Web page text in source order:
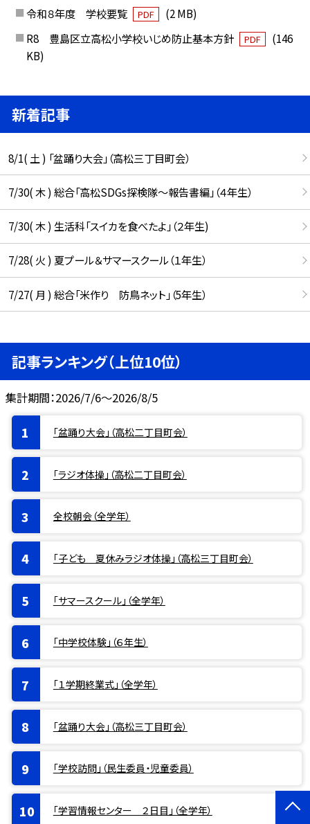
令和８年度 学校要覧 PDF
(2 MB)
R8 豊島区立高松小学校いじめ防止基本方針
PDF
(146
KB)
新着記事
8/1( 土 ) 「盆踊り大会」（高松三丁目町会）
7/30( 木 ) 総合「高松SDGs探検隊〜報告書編」（４年生）
7/30( 木 ) 生活科「スイカを食べたよ」（２年生)
7/28( 火 ) 夏プール＆サマースクール（１年生）
7/27( 月 ) 総合「米作り 防鳥ネット」（5年生）
記事ランキング（上位10位）
集計期間：2026/7/6～2026/8/5
「盆踊り大会」（高松二丁目町会）
「ラジオ体操」（高松二丁目町会）
全校朝会（全学年）
「子ども 夏休みラジオ体操」（高松三丁目町会）
「サマースクール」（全学年）
「中学校体験」（６年生）
「１学期終業式」（全学年）
「盆踊り大会」（高松三丁目町会）
「学校訪問」（民生委員・児童委員）
「学習情報センター ２日目」（全学年）